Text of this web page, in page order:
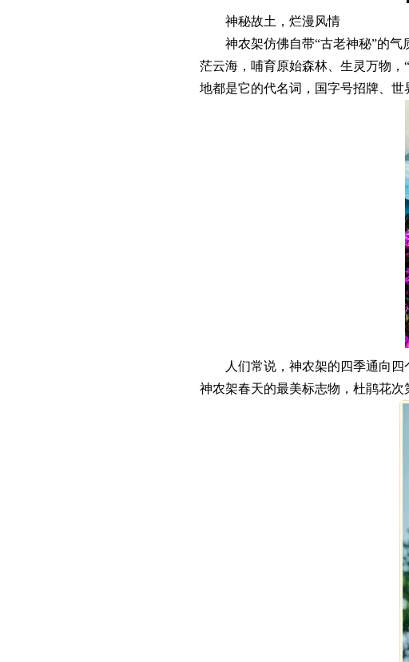
神秘故土，烂漫风情
神农架仿佛自带“古老神秘”的
茫云海，哺育原始森林、生灵万物，
地都是它的代名词，国字号招牌、世
人们常说，神农架的四季通向
神农架春天的最美标志物，杜鹃花次